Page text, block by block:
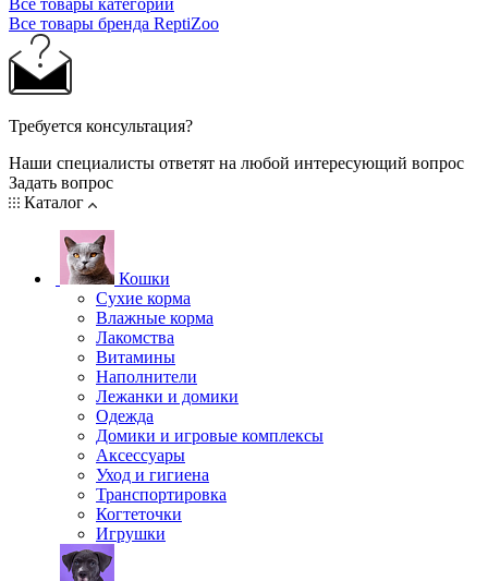
Все товары бренда ReptiZoo
Требуется консультация?
Наши специалисты ответят на любой интересующий вопрос
Задать вопрос
Каталог
Кошки
Сухие корма
Влажные корма
Лакомства
Витамины
Наполнители
Лежанки и домики
Одежда
Домики и игровые комплексы
Аксессуары
Уход и гигиена
Транспортировка
Когтеточки
Игрушки